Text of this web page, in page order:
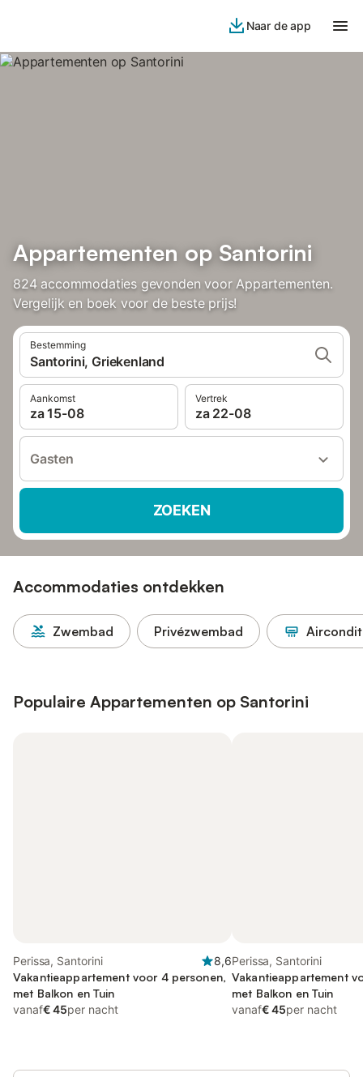
Naar de app
Appartementen op Santorini
824 accommodaties gevonden voor Appartementen.
Vergelijk en boek voor de beste prijs!
Bestemming
Santorini, Griekenland
Aankomst
za 15-08
Vertrek
za 22-08
Gasten
ZOEKEN
Accommodaties ontdekken
Zwembad Privézwembad
Populaire Appartementen op Santorini
Perissa, Santorini
8,6
Vakantieappartement voor 4 personen,
met Balkon en Tuin
vanaf€ 45per nacht
Perissa, Santorini
Vakantieappartement
met Balkon en Tuin
vanaf€ 45per nacht